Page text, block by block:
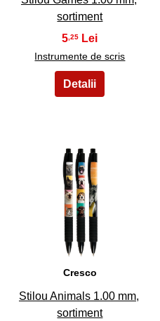
sortiment
5 ,25
Instrumente de scris
30
Cresco
Stilou Animals 1.00 mm,
sortiment